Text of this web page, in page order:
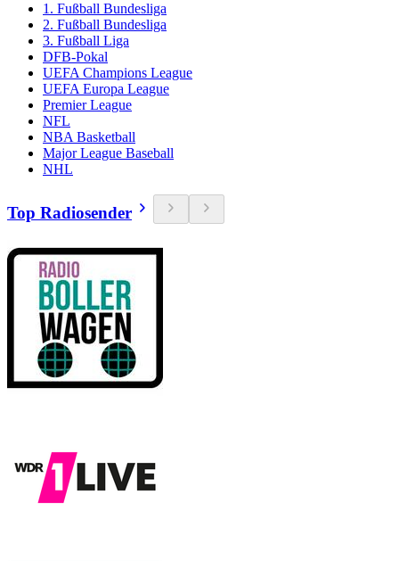
1. Fußball Bundesliga
2. Fußball Bundesliga
3. Fußball Liga
DFB-Pokal
UEFA Champions League
UEFA Europa League
Premier League
NFL
NBA Basketball
Major League Baseball
NHL
Top Radiosender